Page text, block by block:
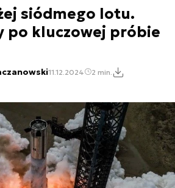
siódmego lotu.
po kluczowej próbie
11.12.2024 2 min.